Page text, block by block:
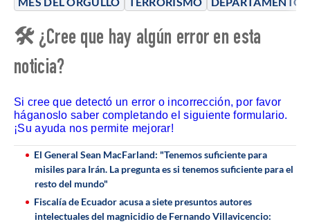
🛠 ¿Cree que hay algún error en esta
noticia?
Si cree que detectó un error o incorrección, por favor
háganoslo saber completando el siguiente formulario.
¡Su ayuda nos permite mejorar!
El General Sean MacFarland: "Tenemos suficiente para
misiles para Irán. La pregunta es si tenemos suficiente para el
resto del mundo"
Fiscalía de Ecuador acusa a siete presuntos autores
intelectuales del magnicidio de Fernando Villavicencio: